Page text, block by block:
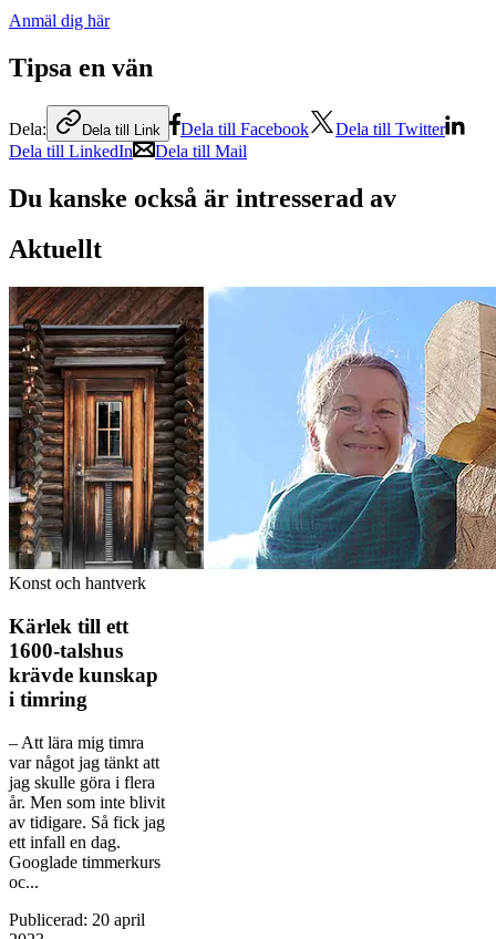
Anmäl dig här
Tipsa en vän
Dela: Dela till Link Dela till Facebook
Dela till Twitter
Dela till LinkedIn
Dela till Mail
Du kanske också är intresserad av
Aktuellt
Konst och hantverk
Kärlek till ett
1600-talshus
krävde kunskap
i timring
– Att lära mig timra
var något jag tänkt att
jag ­skulle göra i flera
år. Men som inte blivit
av tidigare. Så fick jag
ett infall en dag.
Googlade timmerkurs
oc...
Publicerad: 20 april